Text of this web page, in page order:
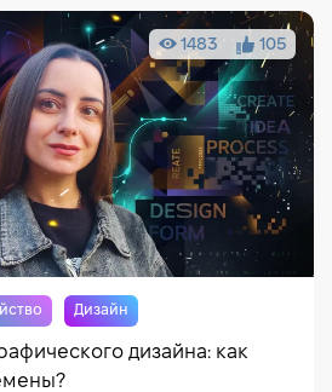
1483 105
Дизайн
дизайна: как